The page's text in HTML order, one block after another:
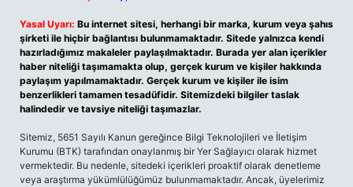
Yasal Uyarı: Bu internet sitesi, herhangi bir marka, kurum veya şahıs
şirketi ile hiçbir bağlantısı bulunmamaktadır. Sitede yalnızca kendi
hazırladığımız makaleler paylaşılmaktadır. Burada yer alan içerikler
haber niteliği taşımamakta olup, gerçek kurum ve kişiler hakkında
paylaşım yapılmamaktadır. Gerçek kurum ve kişiler ile isim
benzerlikleri tamamen tesadüfidir. Sitemizdeki bilgiler taslak
halindedir ve tavsiye niteliği taşımazlar.
Sitemiz, 5651 Sayılı Kanun gereğince Bilgi Teknolojileri ve İletişim
Kurumu (BTK) tarafından onaylanmış bir Yer Sağlayıcı olarak hizmet
vermektedir. Bu nedenle, sitedeki içerikleri proaktif olarak denetleme
veya araştırma yükümlülüğümüz bulunmamaktadır. Ancak, üyelerimiz